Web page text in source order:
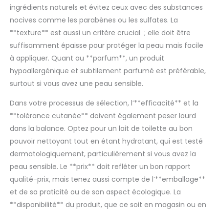
ingrédients naturels et évitez ceux avec des substances
nocives comme les parabènes ou les sulfates. La
**texture** est aussi un critère crucial ; elle doit être
suffisamment épaisse pour protéger la peau mais facile
à appliquer. Quant au **parfum**, un produit
hypoallergénique et subtilement parfumé est préférable,
surtout si vous avez une peau sensible.
Dans votre processus de sélection, l’**efficacité** et la
**tolérance cutanée** doivent également peser lourd
dans la balance. Optez pour un lait de toilette au bon
pouvoir nettoyant tout en étant hydratant, qui est testé
dermatologiquement, particulièrement si vous avez la
peau sensible. Le **prix** doit refléter un bon rapport
qualité-prix, mais tenez aussi compte de l’**emballage**
et de sa praticité ou de son aspect écologique. La
**disponibilité** du produit, que ce soit en magasin ou en